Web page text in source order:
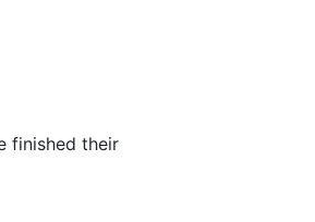
finished their